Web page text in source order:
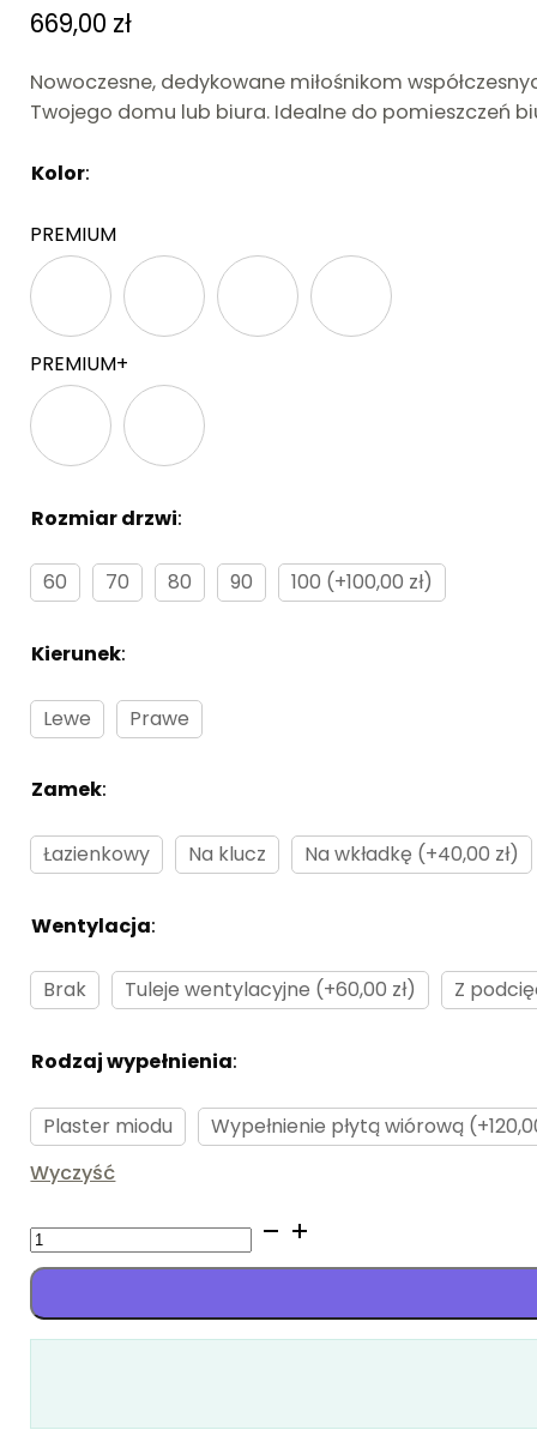
669,00 zł
Nowoczesne, dedykowane miłośnikom
Twojego domu lub biura. Idealne do pomieszczeń
Kolor:
PREMIUM
PREMIUM+
Rozmiar drzwi:
60 70 80 90 100 (+100,00 zł)
Kierunek:
Lewe Prawe
Zamek:
Łazienkowy Na klucz Na wkładkę (+40,00 zł)
Wentylacja:
Brak Tuleje wentylacyjne (+60,00 zł) Z
Rodzaj wypełnienia:
Plaster miodu
Wypełnienie płytą wiórową
Wyczyść
ilość
Brento